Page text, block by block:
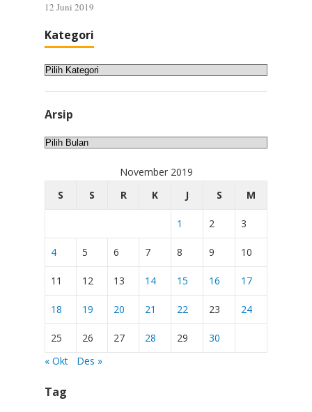
12 Juni 2019
Kategori
Kategori
Arsip
Arsip
November 2019
S
S R K J S M
1 2 3
4 5 6 7 8 9 10
11 12 13 14 15 16 17
18 19 20 21 22 23 24
25 26 27 28 29
30
« Okt
Des »
Tag